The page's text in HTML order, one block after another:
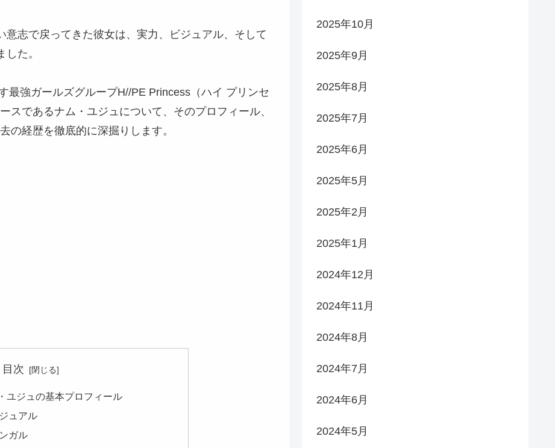
意志で戻ってきた彼女は、実力、ビジュアル、そして
た。
最強ガールズグループH//PE Princess（ハイ プリンセ
スであるナム・ユジュについて、そのプロフィール、
の経歴を徹底的に深掘りします。
目次
ユジュの基本プロフィール
ュアル
ガル
2025年10月
2025年9月
2025年8月
2025年7月
2025年6月
2025年5月
2025年2月
2025年1月
2024年12月
2024年11月
2024年8月
2024年7月
2024年6月
2024年5月